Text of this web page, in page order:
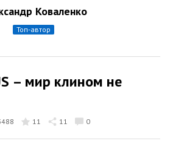
Коваленко
топ-автор
– мир клином не
11 11 0